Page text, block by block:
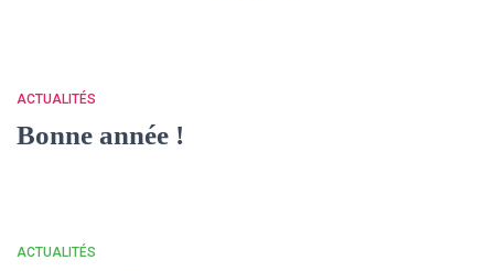
ACTUALITÉS
Bonne année !
ACTUALITÉS